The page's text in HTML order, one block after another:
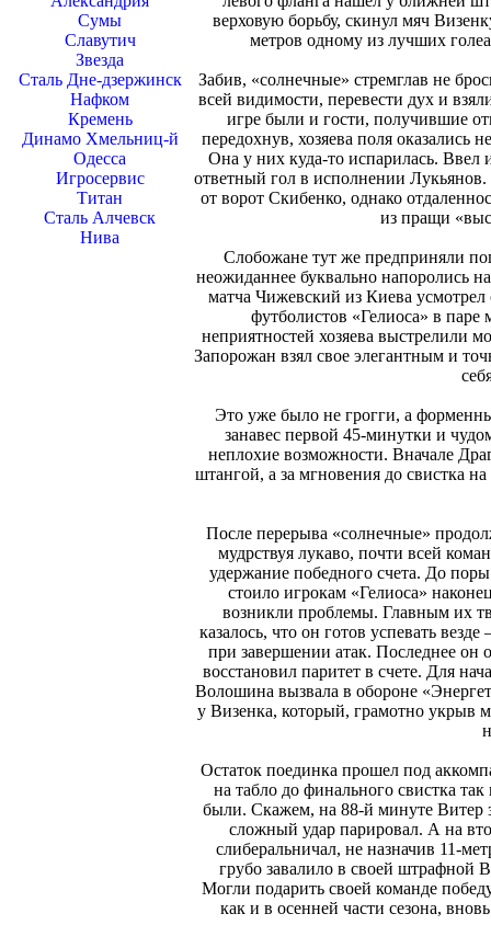
Сумы
Славутич
Звезда
Сталь Дне-дзержинск
Нафком
Кремень
Динамо Хмельниц-й
Одесса
Игросервис
Титан
Сталь Алчевск
Нива
верховую борьбу, скинул мяч
метров одному из лучших
Забив, «солнечные» стремглав не
всей видимости, перевести дух и
игре были и гости, получившие
передохнув, хозяева поля оказались
Она у них куда-то испарилась. Ввел
ответный гол в исполнении
от ворот Скибенко, однако
из пращи
Слобожане тут же предприняли
неожиданнее буквально напоролись
матча Чижевский из Киева
футболистов «Гелиоса» в
неприятностей хозяева выстрелили
Запорожан взял свое элегантным и
Это уже было не грогги, а
занавес первой 45-минутки и
неплохие возможности. Вначале
штангой, а за мгновения до свистка
После перерыва «солнечные»
мудрствуя лукаво, почти всей
удержание победного счета. До
стоило игрокам «Гелиоса»
возникли проблемы. Главным их
казалось, что он готов успевать
при завершении атак. Последнее он
восстановил паритет в счете. Для
Волошина вызвала в обороне
у Визенка, который, грамотно укрыв
Остаток поединка прошел под
на табло до финального свистка
были. Скажем, на 88-й минуте Витер
сложный удар парировал. А на
слиберальничал, не назначив 11-
грубо завалило в своей штрафной
Могли подарить своей команде
как и в осенней части сезона,